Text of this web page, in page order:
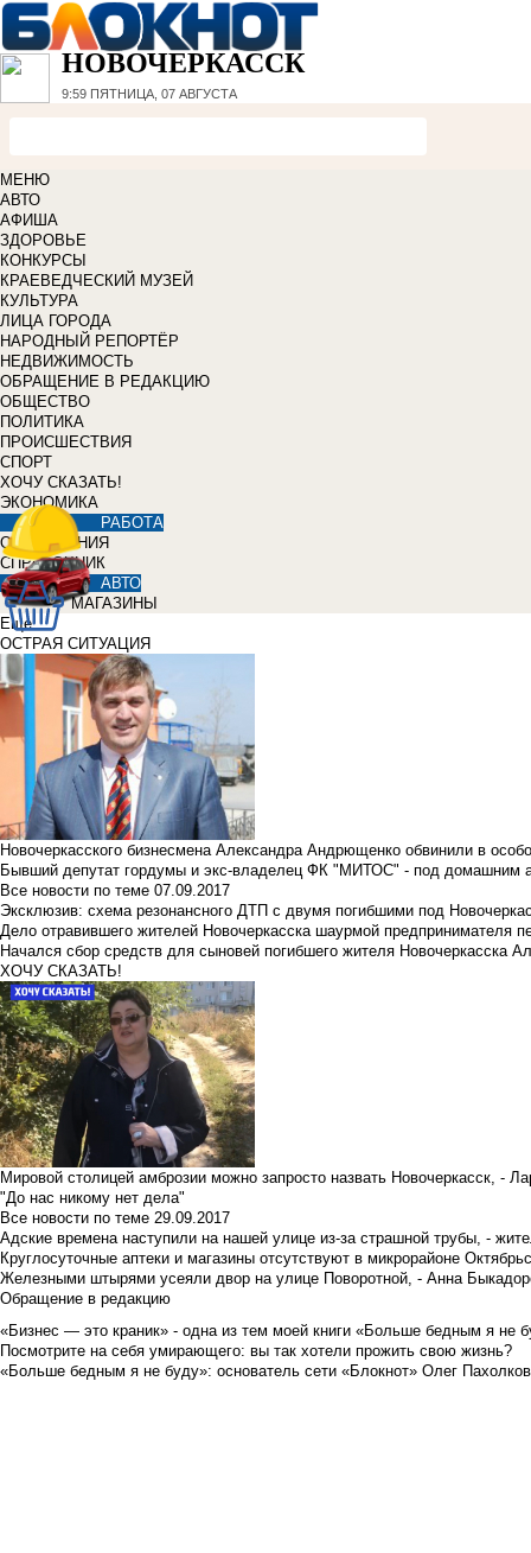
НОВОЧЕРКАССК
9:59 ПЯТНИЦА, 07 АВГУСТА
МЕНЮ
АВТО
АФИША
ЗДОРОВЬЕ
КОНКУРСЫ
КРАЕВЕДЧЕСКИЙ МУЗЕЙ
КУЛЬТУРА
ЛИЦА ГОРОДА
НАРОДНЫЙ РЕПОРТЁР
НЕДВИЖИМОСТЬ
ОБРАЩЕНИЕ В РЕДАКЦИЮ
ОБЩЕСТВО
ПОЛИТИКА
ПРОИСШЕСТВИЯ
СПОРТ
ХОЧУ СКАЗАТЬ!
ЭКОНОМИКА
РАБОТА
ОБЪЯВЛЕНИЯ
СПРАВОЧНИК
АВТО
МАГАЗИНЫ
Еще
ОСТРАЯ СИТУАЦИЯ
Новочеркасского бизнесмена Александра Андрющенко обвинили в
Бывший депутат гордумы и экс-владелец ФК "МИТОС" - под домашним
Все новости по теме 07.09.2017
Эксклюзив: схема резонансного ДТП с двумя погибшими под
Дело отравившего жителей Новочеркасска шаурмой предпринимателя
Начался сбор средств для сыновей погибшего жителя Новочеркасска
ХОЧУ СКАЗАТЬ!
Мировой столицей амброзии можно запросто назвать Новочеркасск, -
"До нас никому нет дела"
Все новости по теме 29.09.2017
Адские времена наступили на нашей улице из-за страшной трубы, -
Круглосуточные аптеки и магазины отсутствуют в микрорайоне
Железными штырями усеяли двор на улице Поворотной, - Анна
Обращение в редакцию
«Бизнес — это краник» - одна из тем моей книги «Больше бедным я не
Посмотрите на себя умирающего: вы так хотели прожить свою жизнь?
«Больше бедным я не буду»: основатель сети «Блокнот» Олег Пахолков